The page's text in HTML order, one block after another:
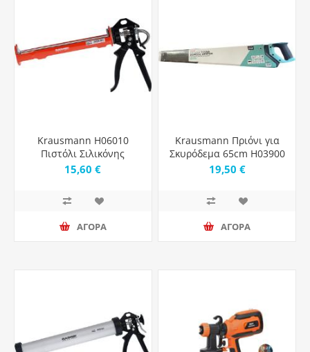
Krausmann H06010
Πιστόλι Σιλικόνης
Ανοικτού Τύπου 228mm
15,60 €
ΑΓΟΡΑ
Krausmann Πριόνι για
Σκυρόδεμα 65cm H03900
19,50 €
ΑΓΟΡΑ